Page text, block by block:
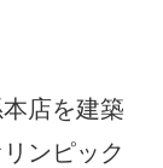
店を建築
ンピック